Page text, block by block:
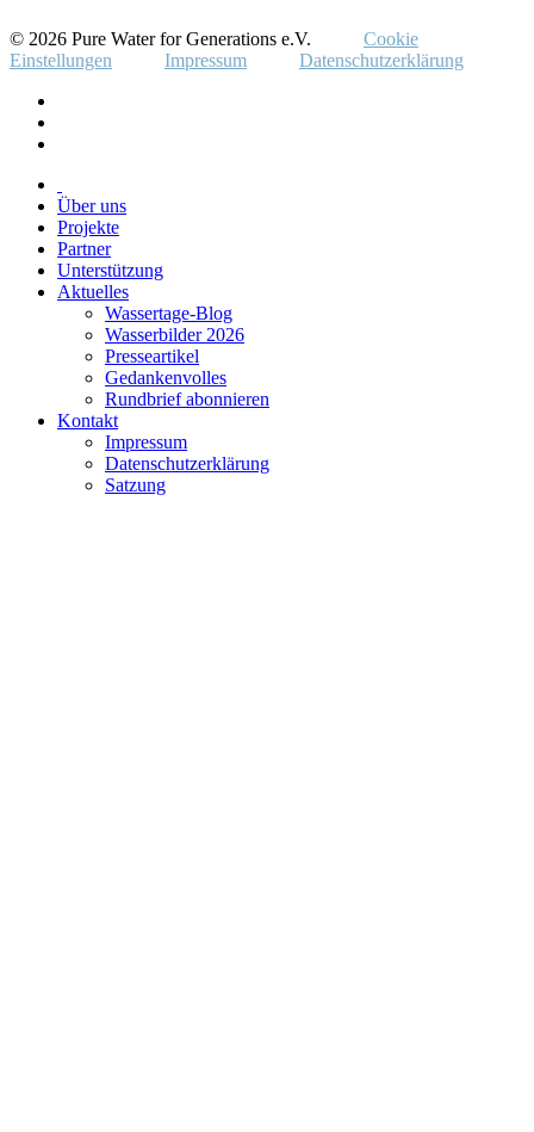
© 2026 Pure Water for Generations e.V.
Cookie
Einstellungen
Impressum Datenschutzerklärung
Über uns
Projekte
Partner
Unterstützung
Aktuelles
Wassertage-Blog
Wasserbilder 2026
Presseartikel
Gedankenvolles
Rundbrief abonnieren
Kontakt
Impressum
Datenschutzerklärung
Satzung